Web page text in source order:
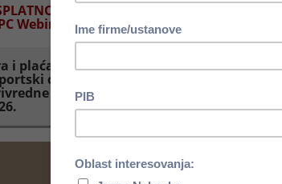
za IPC pretplatnike za 2026. godinu
Webinara koji su održani 30. juna
i plaćanja koja javna preduzeća i drugi
centri i organizacije, stambene i
stručne službe i dr.) vrše preko